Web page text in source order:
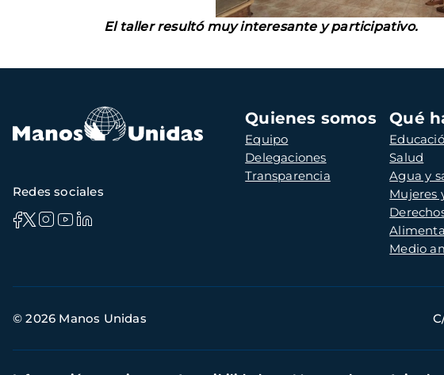
El taller resultó muy interesante y participativo.
Navegación
principal
Quienes somos
Equipo
Delegaciones
Transparencia
Qué
Salud
Agua y
Mujeres
Medio
Redes sociales
de
© 2026 Manos Unidas